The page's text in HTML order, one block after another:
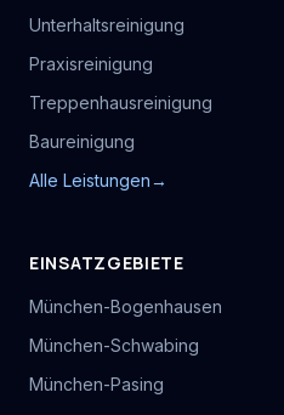
Unterhaltsreinigung
Praxisreinigung
Treppenhausreinigung
Baureinigung
Alle Leistungen→
EINSATZGEBIETE
München-Bogenhausen
München-Schwabing
München-Pasing